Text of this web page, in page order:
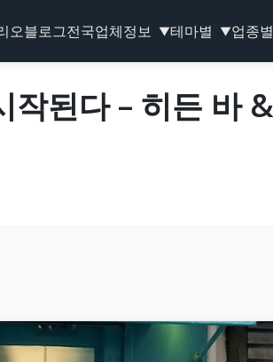
오블로그전국업체정보 ▼테마별 ▼업종별
된다 – 히든 바